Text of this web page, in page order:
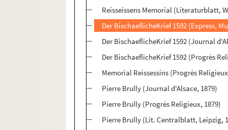
Reisseissens Memorial (Literaturblatt,
Der BischaeflicheKrief 1592 (Express,
Der BischaeflicheKrief 1592 (Journal
Der BischaeflicheKrief 1592 (Progrès
Memorial Reissessins (Progrès
Pierre Brully (Journal d'Alsace, 1879)
Pierre Brully (Progrès Religieux, 1879)
Pierre Brully (Lit. Centralblatt, Leipzig,